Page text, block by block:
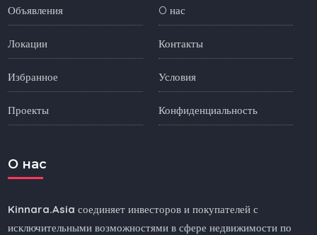
Объявления
Локации
Избранное
Проекты
O нас
Контакты
Условия
Конфиденциальность
O нас
Kinnara.Asia соединяет инвесторов и покупателей с
исключительными возможностями в сфере недвижимости по